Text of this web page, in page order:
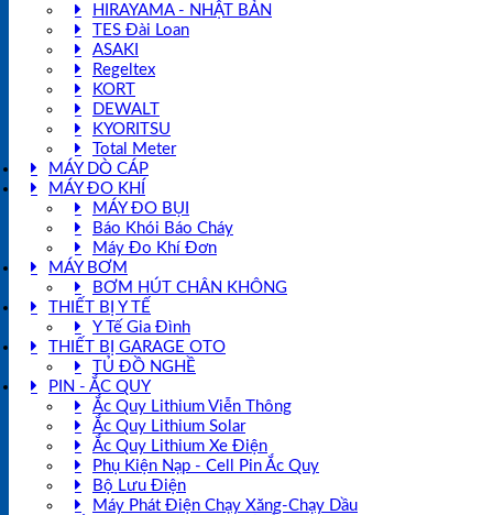
HIRAYAMA - NHẬT BẢN
TES Đài Loan
ASAKI
Regeltex
KORT
DEWALT
KYORITSU
Total Meter
MÁY DÒ CÁP
MÁY ĐO KHÍ
MÁY ĐO BỤI
Báo Khói Báo Cháy
Máy Đo Khí Đơn
MÁY BƠM
BƠM HÚT CHÂN KHÔNG
THIẾT BỊ Y TẾ
Y Tế Gia Đình
THIẾT BỊ GARAGE OTO
TỦ ĐỒ NGHỀ
PIN - ẮC QUY
Ắc Quy Lithium Viễn Thông
Ắc Quy Lithium Solar
Ắc Quy Lithium Xe Điện
Phụ Kiện Nạp - Cell Pin Ắc Quy
Bộ Lưu Điện
Máy Phát Điện Chạy Xăng-Chạy Dầu